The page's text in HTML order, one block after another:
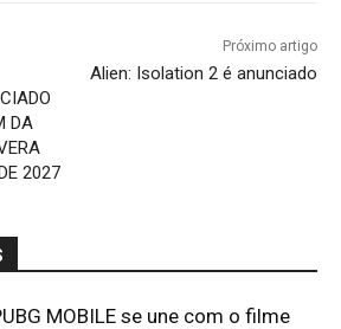
DA
2027
Próximo artigo
Alien: Isolation 2 é anunciado
MOBILE se une com o filme